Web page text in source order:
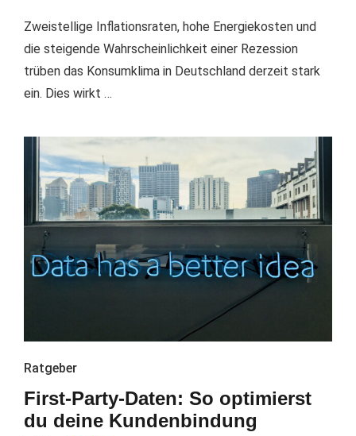
Zweistellige Inflationsraten, hohe Energiekosten und
die steigende Wahrscheinlichkeit einer Rezession
trüben das Konsumklima in Deutschland derzeit stark
ein. Dies wirkt …
Ratgeber
First-Party-Daten: So optimierst
du deine Kundenbindung